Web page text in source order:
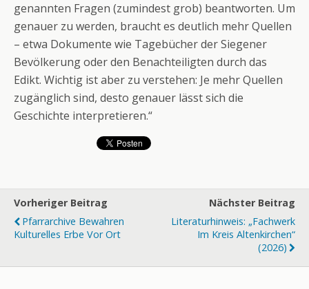
genannten Fragen (zumindest grob) beantworten. Um
genauer zu werden, braucht es deutlich mehr Quellen
– etwa Dokumente wie Tagebücher der Siegener
Bevölkerung oder den Benachteiligten durch das
Edikt. Wichtig ist aber zu verstehen: Je mehr Quellen
zugänglich sind, desto genauer lässt sich die
Geschichte interpretieren.“
Vorheriger Beitrag
Pfarrarchive Bewahren
Kulturelles Erbe Vor Ort
Nächster Beitrag
Literaturhinweis: „Fachwerk
Im Kreis Altenkirchen“
(2026)